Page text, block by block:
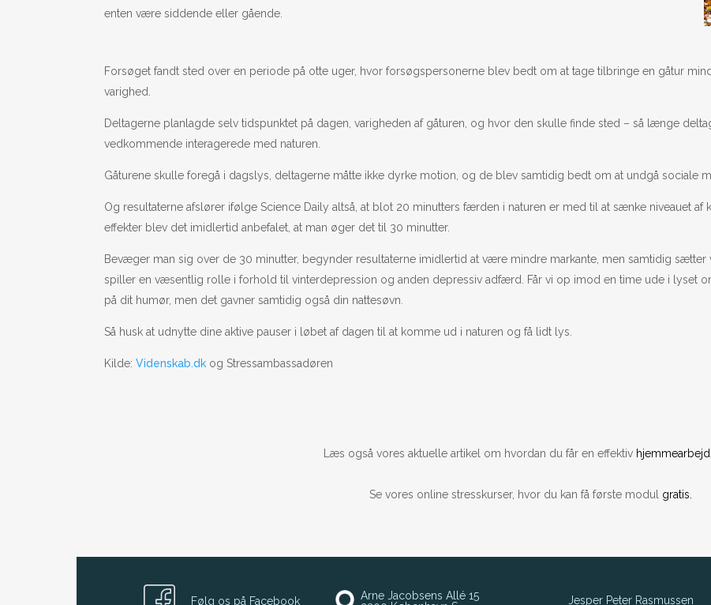
enten være siddende eller gående.
Forsøget fandt sted over en periode på otte uger, hvor forsøgspersonerne blev bedt om at tage tilbringe en gåtur
varighed.
Deltagerne planlagde selv tidspunktet på dagen, varigheden af gåturen, og hvor den skulle finde sted – så længe
vedkommende interagerede med naturen.
Gåturene skulle foregå i dagslys, deltagerne måtte ikke dyrke motion, og de blev samtidig bedt om at undgå sociale
Og resultaterne afslører ifølge Science Daily altså, at blot 20 minutters færden i naturen er med til at sænke niveauet af
effekter blev det imidlertid anbefalet, at man øger det til 30 minutter.
Bevæger man sig over de 30 minutter, begynder resultaterne imidlertid at være mindre markante, men samtidig
spiller en væsentlig rolle i forhold til vinterdepression og anden depressiv adfærd. Får vi op imod en time ude i lyset
på dit humør, men det gavner samtidig også din nattesøvn.
Så husk at udnytte dine aktive pauser i løbet af dagen til at komme ud i naturen og få lidt lys.
Kilde: Videnskab.dk og Stressambassadøren
Læs også vores aktuelle artikel om hvordan du får en effektiv
Se vores online stresskurser, hvor du kan få første modul gratis.
Følg os på Facebook
Arne Jacobsens Allé 15
Jesper Peter Rasmussen